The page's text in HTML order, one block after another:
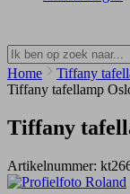
Home Tiffany
Tiffany tafellamp
Tiffany
Artikelnummer: